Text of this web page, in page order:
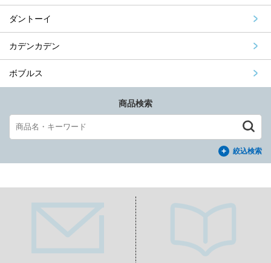
ダントーイ
カデンカデン
ボブルス
商品検索
絞込検索